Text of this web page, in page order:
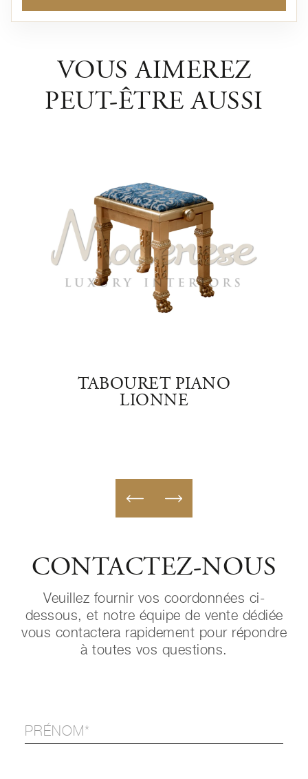
VOUS AIMEREZ
PEUT-ÊTRE AUSSI
TABOURET PIANO
LIONNE
CONTACTEZ-NOUS
Veuillez fournir vos coordonnées ci-
dessous, et notre équipe de vente dédiée
vous contactera rapidement pour répondre
à toutes vos questions.